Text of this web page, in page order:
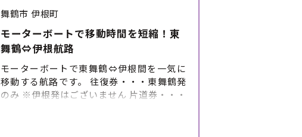
舞鶴市 伊根町
モーターボートで移動時間を短縮！東
舞鶴⇔伊根航路
モーターボートで東舞鶴⇔伊根間を一気に
移動する航路です。 往復券・・・東舞鶴発
のみ ※伊根発はございません 片道券・・・